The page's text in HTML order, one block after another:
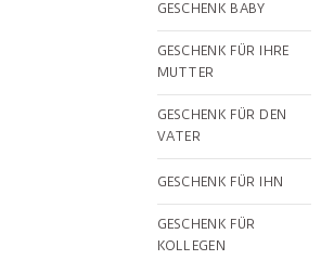
GESCHENK BABY
GESCHENK FÜR IHRE
MUTTER
GESCHENK FÜR DEN
VATER
GESCHENK FÜR IHN
GESCHENK FÜR
KOLLEGEN